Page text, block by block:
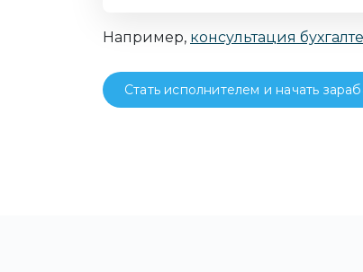
Например, консультация
Стать исполнителем и начать